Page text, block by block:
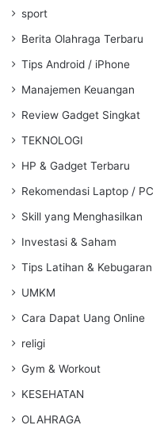
sport
Berita Olahraga Terbaru
Tips Android / iPhone
Manajemen Keuangan
Review Gadget Singkat
TEKNOLOGI
HP & Gadget Terbaru
Rekomendasi Laptop / PC
Skill yang Menghasilkan
Investasi & Saham
Tips Latihan & Kebugaran
UMKM
Cara Dapat Uang Online
religi
Gym & Workout
KESEHATAN
OLAHRAGA